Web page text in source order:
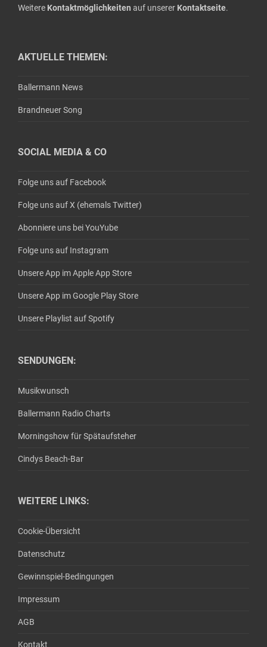
Weitere Kontaktmöglichkeiten auf unserer Kontaktseite.
AKTUELLE THEMEN:
Ballermann News
Brandneuer Song
SOCIAL MEDIA & CO
Folge uns auf Facebook
Folge uns auf X (ehemals Twitter)
Abonniere uns bei YouYube
Folge uns auf Instagram
Unsere App im Apple App Store
Unsere App im Google Play Store
Unsere Playlist auf Spotify
SENDUNGEN:
Musikwunsch
Ballermann Radio Charts
Morningshow für Spätaufsteher
Cindys Beach-Bar
WEITERE LINKS:
Cookie-Übersicht
Datenschutz
Gewinnspiel-Bedingungen
Impressum
AGB
Kontakt